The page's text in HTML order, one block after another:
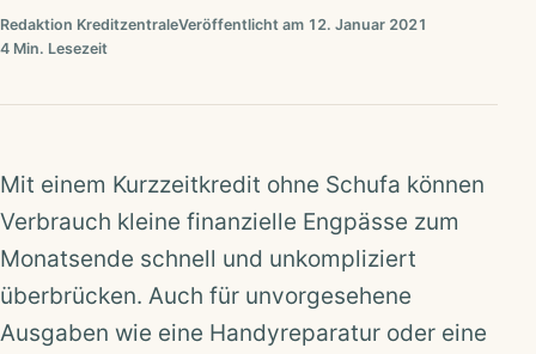
Redaktion KreditzentraleVeröffentlicht am 12. Januar 2021
4 Min. Lesezeit
Mit einem Kurzzeitkredit ohne Schufa können
Verbrauch kleine finanzielle Engpässe zum
Monatsende schnell und unkompliziert
überbrücken. Auch für unvorgesehene
Ausgaben wie eine Handyreparatur oder eine